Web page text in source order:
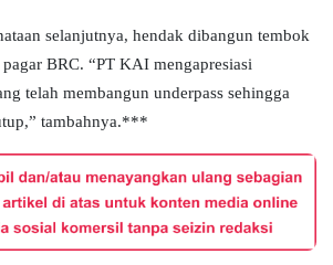
selanjutnya, hendak dibangun tembok
BRC. “PT KAI mengapresiasi
telah membangun underpass sehingga
tambahnya.***